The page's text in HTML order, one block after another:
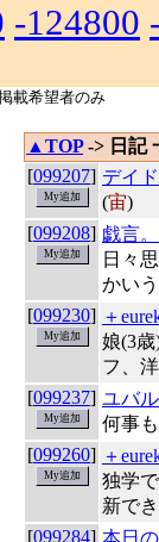
-124800
載希望者のみ
▲TOP-> 日記
[099207] デイ
(宙)
[099208] 戯言。
日々
かい
[099230] ＋
娘(3
フ、
[099237] ユバ
何事
[099260] ＋
独学
新で
[099284] 本日